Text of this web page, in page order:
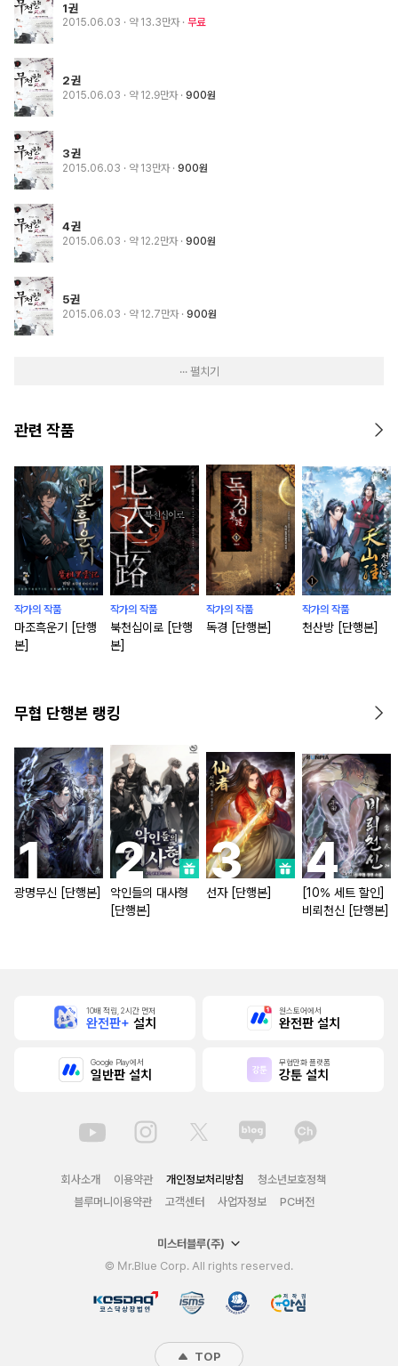
1권
2015.06.03 · 약 13.3만자 무료
2권
2015.06.03 · 약 12.9만자 900원
3권
2015.06.03 · 약 13만자 900원
4권
2015.06.03 · 약 12.2만자 900원
5권
2015.06.03 · 약 12.7만자 900원
··· 펼치기
관련 작품
작가의 작품
마조흑운기 [단행
본]
작가의 작품
북천십이로 [단행
본]
작가의 작품
독경 [단행본]
작가의 작품
천산방 [단행본]
무협 단행본 랭킹
광명무신 [단행본]
악인들의 대사형
[단행본]
선자 [단행본]
[10% 세트 할인]
비뢰천신 [단행본]
10배 적립, 2시간 먼저
완전판+ 설치
원스토어에서
완전판 설치
Google Play에서
일반판 설치
무협만화 플랫폼
강툰 설치
회사소개 이용약관 개인정보처리방침
청소년보호정책
블루머니이용약관
고객센터 사업자정보 PC버전
미스터블루(주)
© Mr.Blue Corp. All rights reserved.
TOP